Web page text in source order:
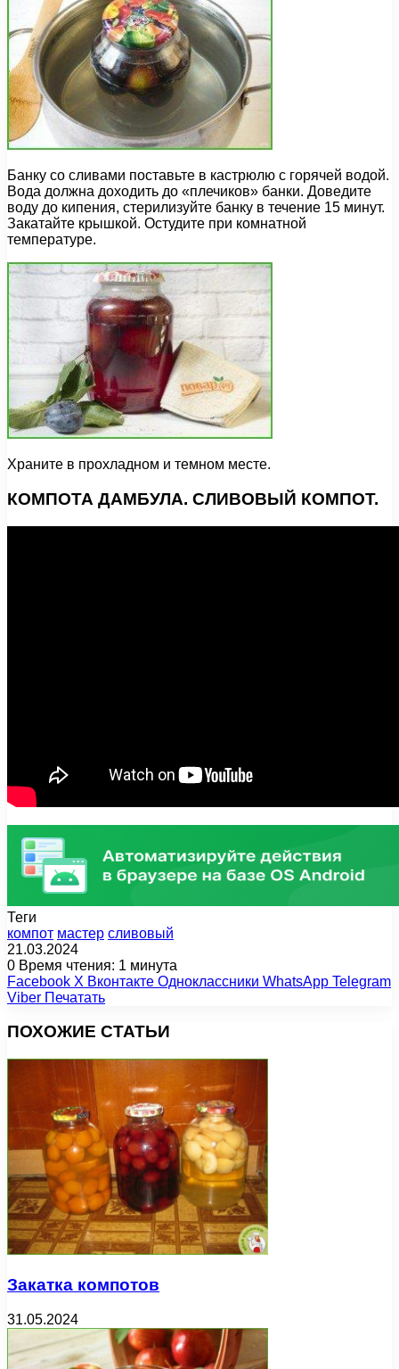
Банку со сливами поставьте в кастрюлю с горячей водой.
Вода должна доходить до «плечиков» банки. Доведите
воду до кипения, стерилизуйте банку в течение 15 минут.
Закатайте крышкой. Остудите при комнатной
температуре.
Храните в прохладном и темном месте.
КОМПОТА ДАМБУЛА. СЛИВОВЫЙ КОМПОТ.
Теги
компот мастер сливовый
21.03.2024
0 Время чтения: 1 минута
Facebook X Вконтакте Одноклассники WhatsApp Telegram
Viber Печатать
ПОХОЖИЕ СТАТЬИ
Закатка компотов
31.05.2024